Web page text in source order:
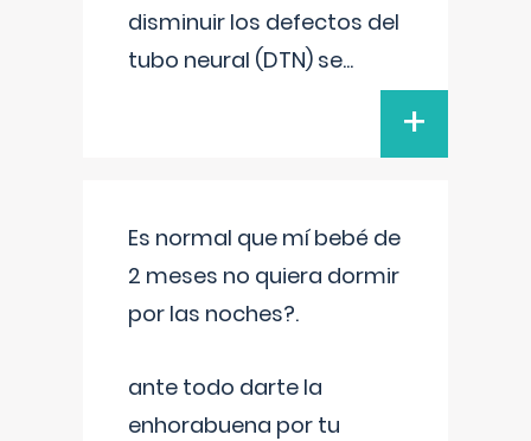
disminuir los defectos del
tubo neural (DTN) se...
+
Es normal que mí bebé de
2 meses no quiera dormir
por las noches?.
ante todo darte la
enhorabuena por tu